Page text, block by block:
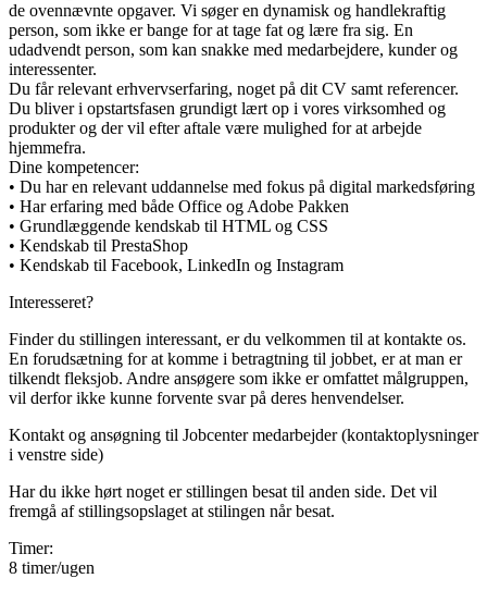
de ovennævnte opgaver. Vi søger en dynamisk og handlekraftig
person, som ikke er bange for at tage fat og lære fra sig. En
udadvendt person, som kan snakke med medarbejdere, kunder og
interessenter.
Du får relevant erhvervserfaring, noget på dit CV samt referencer.
Du bliver i opstartsfasen grundigt lært op i vores virksomhed og
produkter og der vil efter aftale være mulighed for at arbejde
hjemmefra.
Dine kompetencer:
• Du har en relevant uddannelse med fokus på digital markedsføring
• Har erfaring med både Office og Adobe Pakken
• Grundlæggende kendskab til HTML og CSS
• Kendskab til PrestaShop
• Kendskab til Facebook, LinkedIn og Instagram
Interesseret?
Finder du stillingen interessant, er du velkommen til at kontakte os.
En forudsætning for at komme i betragtning til jobbet, er at man er
tilkendt fleksjob. Andre ansøgere som ikke er omfattet målgruppen,
vil derfor ikke kunne forvente svar på deres henvendelser.
Kontakt og ansøgning til Jobcenter medarbejder (kontaktoplysninger
i venstre side)
Har du ikke hørt noget er stillingen besat til anden side. Det vil
fremgå af stillingsopslaget at stilingen når besat.
Timer:
8 timer/ugen